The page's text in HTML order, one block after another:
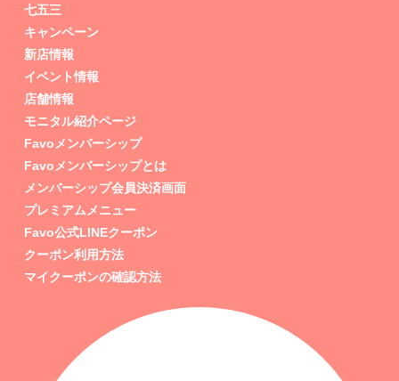
七五三
キャンペーン
新店情報
イベント情報
店舗情報
モニタル紹介ページ
Favoメンバーシップ
Favoメンバーシップとは
メンバーシップ会員決済画面
プレミアムメニュー
Favo公式LINEクーポン
クーポン利用方法
マイクーポンの確認方法